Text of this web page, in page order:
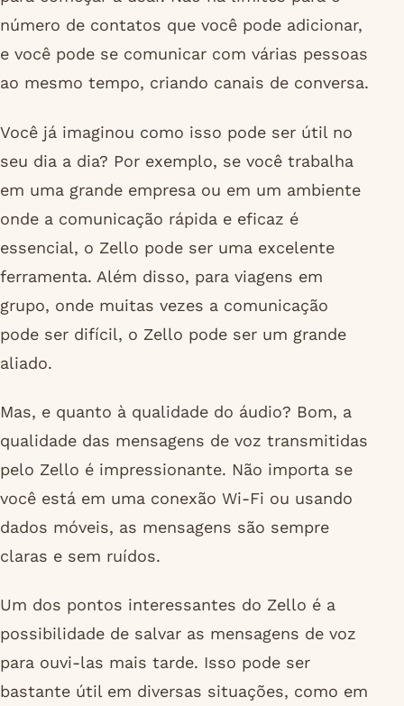
número de contatos que você pode adicionar,
e você pode se comunicar com várias pessoas
ao mesmo tempo, criando canais de conversa.
Você já imaginou como isso pode ser útil no
seu dia a dia? Por exemplo, se você trabalha
em uma grande empresa ou em um ambiente
onde a comunicação rápida e eficaz é
essencial, o Zello pode ser uma excelente
ferramenta. Além disso, para viagens em
grupo, onde muitas vezes a comunicação
pode ser difícil, o Zello pode ser um grande
aliado.
Mas, e quanto à qualidade do áudio? Bom, a
qualidade das mensagens de voz transmitidas
pelo Zello é impressionante. Não importa se
você está em uma conexão Wi-Fi ou usando
dados móveis, as mensagens são sempre
claras e sem ruídos.
Um dos pontos interessantes do Zello é a
possibilidade de salvar as mensagens de voz
para ouvi-las mais tarde. Isso pode ser
bastante útil em diversas situações, como em